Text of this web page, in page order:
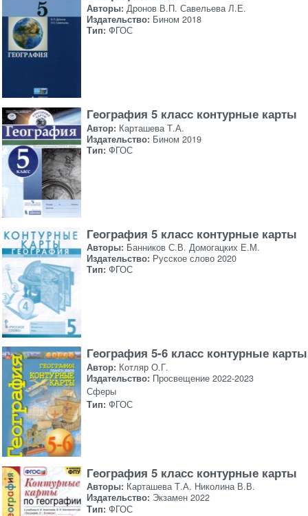
Авторы: Дронов В.П. Савельева Л.Е.
Издательство: Бином 2018
Тип: ФГОС
География 5 класс контурные карты
Автор: Карташева Т.А.
Издательство: Бином 2019
Тип: ФГОС
География 5 класс контурные карты
Авторы: Банников С.В. Домогацких Е.М.
Издательство: Русское слово 2020
Тип: ФГОС
География 5-6 класс контурные карты
Автор: Котляр О.Г.
Издательство: Просвещение 2022-2023
Сферы
Тип: ФГОС
География 5 класс контурные карты
Авторы: Карташева Т.А. Николина В.В.
Издательство: Экзамен 2022
Тип: ФГОС